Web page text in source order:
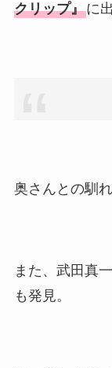
クリップ』に
奥さんとの馴
また、武田真
も発見。